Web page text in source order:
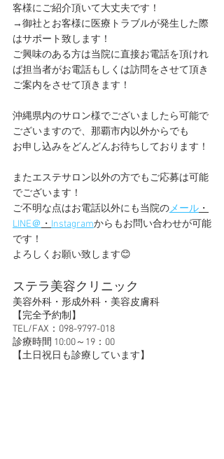
客様にご紹介頂いて大丈夫です！
→御社とお客様に医療トラブルが発生した際
はサポート致します！
ご興味のある方は当院に直接お電話を頂けれ
ば担当者がお電話もしくは訪問をさせて頂き
ご案内をさせて頂きます！
沖縄県内のサロン様でございましたら可能で
ございますので、那覇市内以外からでも
お申し込みをどんどんお待ちしております！
またエステサロン以外の方でもご応募は可能
でございます！
ご不明な点はお電話以外にも当院のメール ・
LINE＠ ・ Instagramからもお問い合わせが可能
です！
よろしくお願い致します😊
ステラ美容クリニック
美容外科・形成外科・美容皮膚科
​【完全予約制】
TEL/FAX：098-9797-018
診療時間 10:00～19：00
​【土日祝日も診療しています】